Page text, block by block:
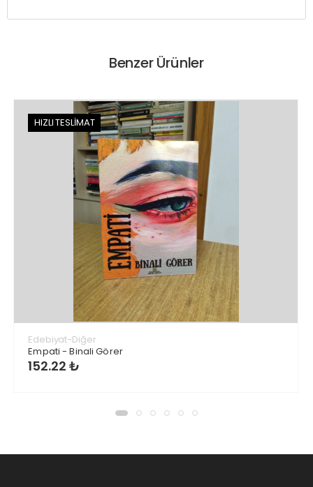
Benzer Ürünler
HIZLI TESLİMAT
Edebiyat-Diğer
Empati - Binali Görer
152.22 ₺